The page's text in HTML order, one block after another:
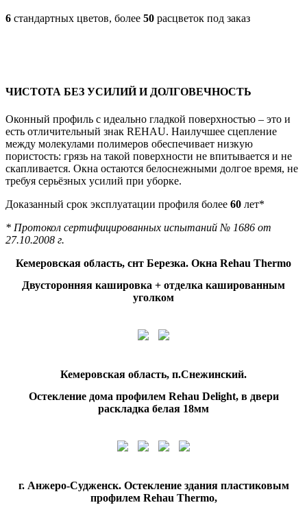
6 стандартных цветов, более 50 расцветок под заказ
ЧИСТОТА БЕЗ УСИЛИЙ И ДОЛГОВЕЧНОСТЬ
Оконный профиль с идеально гладкой поверхностью – это и
есть отличительный знак REHAU. Наилучшее сцепление
между молекулами полимеров обеспечивает низкую
пористость: грязь на такой поверхности не впитывается и не
скапливается. Окна остаются белоснежными долгое время, не
требуя серьёзных усилий при уборке.
Доказанный срок эксплуатации профиля более 60 лет*
* Протокол сертифицированных испытаний № 1686 от
27.10.2008 г.
Кемеровская область, снт Березка. Окна Rehau Thermo
Двусторонняя кашировка + отделка кашированным
уголком
Кемеровская область, п.Снежинский.
Остекление дома профилем Rehau Delight, в двери
раскладка белая 18мм
г. Анжеро-Судженск. Остекление здания пластиковым
профилем Rehau Thermo,